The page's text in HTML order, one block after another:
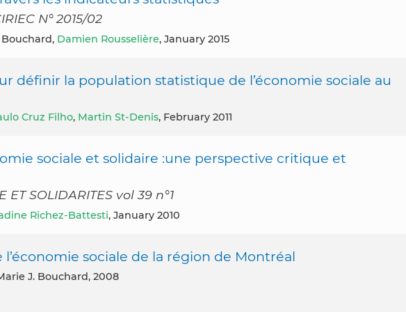
N° 2015/02
Bouchard, Damien Rousselière, January 2015
définir la population statistique de l’économie sociale au
Cruz Filho, Martin St-Denis, February 2011
sociale et solidaire :une perspective critique et
ET SOLIDARITES vol 39 n°1
Richez-Battesti, January 2010
sociale de la région de Montréal
J. Bouchard, 2008